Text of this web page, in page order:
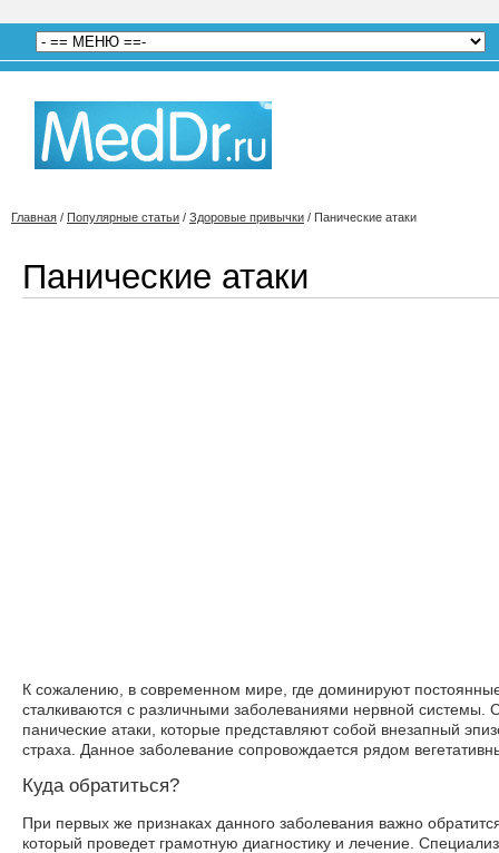
Главная / Популярные статьи / Здоровые привычки / Панические атаки
Панические атаки
К сожалению, в современном мире, где доминируют
сталкиваются с различными заболеваниями нервной системы.
панические атаки, которые представляют собой внезапный
страха. Данное заболевание сопровождается рядом
Куда обратиться?
При первых же признаках данного заболевания важно
который проведет грамотную диагностику и лечение.